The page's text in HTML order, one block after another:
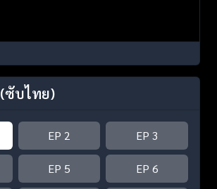
(ซับไทย)
EP 2 EP 3
EP 5 EP 6